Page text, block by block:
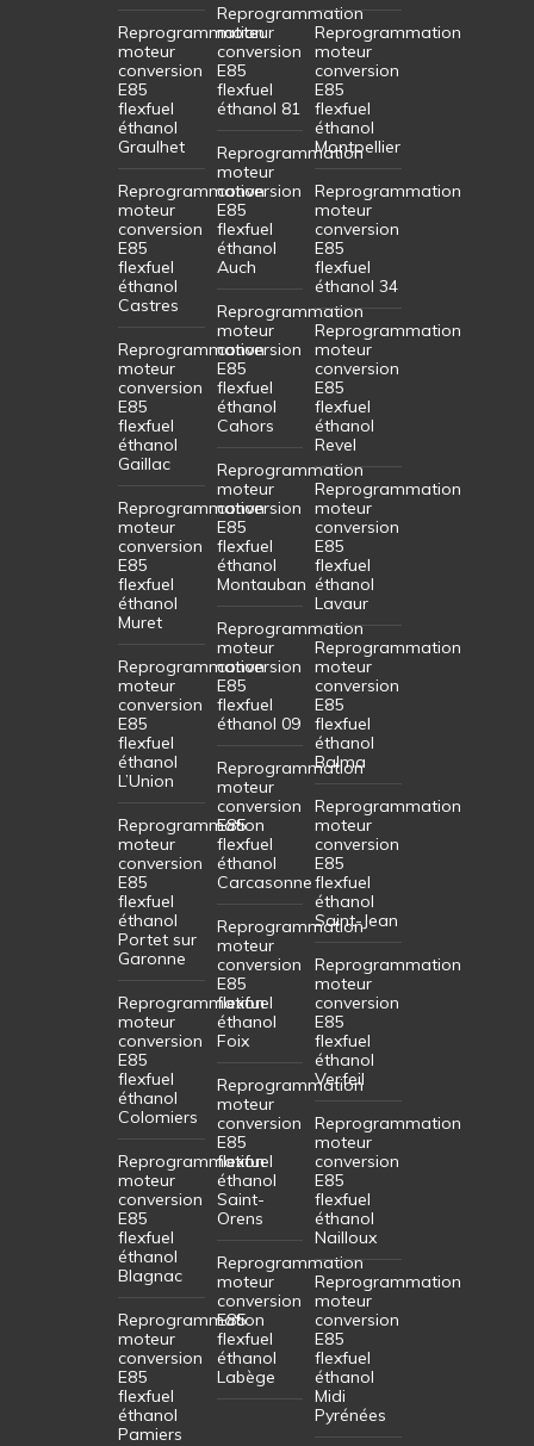
Reprogrammation
moteur
conversion
E85
flexfuel
éthanol
Graulhet
Reprogrammation
moteur
conversion
E85
flexfuel
éthanol
Castres
Reprogrammation
moteur
conversion
E85
flexfuel
éthanol
Gaillac
Reprogrammation
moteur
conversion
E85
flexfuel
éthanol
Muret
Reprogrammation
moteur
conversion
E85
flexfuel
éthanol
L’Union
Reprogrammation
moteur
conversion
E85
flexfuel
éthanol
Portet sur
Garonne
Reprogrammation
moteur
conversion
E85
flexfuel
éthanol
Colomiers
Reprogrammation
moteur
conversion
E85
flexfuel
éthanol
Blagnac
Reprogrammation
moteur
conversion
E85
flexfuel
éthanol
Pamiers
Reprogrammation
moteur
conversion
E85
flexfuel
éthanol 81
Reprogrammation
moteur
conversion
E85
flexfuel
éthanol
Auch
Reprogrammation
moteur
conversion
E85
flexfuel
éthanol
Cahors
Reprogrammation
moteur
conversion
E85
flexfuel
éthanol
Montauban
Reprogrammation
moteur
conversion
E85
flexfuel
éthanol 09
Reprogrammation
moteur
conversion
E85
flexfuel
éthanol
Carcasonne
Reprogrammation
moteur
conversion
E85
flexfuel
éthanol
Foix
Reprogrammation
moteur
conversion
E85
flexfuel
éthanol
Saint-
Orens
Reprogrammation
moteur
conversion
E85
flexfuel
éthanol
Labège
Reprogrammation
moteur
conversion
E85
flexfuel
éthanol
Montpellier
Reprogrammation
moteur
conversion
E85
flexfuel
éthanol 34
Reprogrammation
moteur
conversion
E85
flexfuel
éthanol
Revel
Reprogrammation
moteur
conversion
E85
flexfuel
éthanol
Lavaur
Reprogrammation
moteur
conversion
E85
flexfuel
éthanol
Balma
Reprogrammation
moteur
conversion
E85
flexfuel
éthanol
Saint-Jean
Reprogrammation
moteur
conversion
E85
flexfuel
éthanol
Verfeil
Reprogrammation
moteur
conversion
E85
flexfuel
éthanol
Nailloux
Reprogrammation
moteur
conversion
E85
flexfuel
éthanol
Midi
Pyrénées